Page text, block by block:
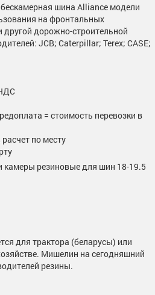
шина Alliance модели
на фронтальных
другой дорожно-строительной
JСB; Сaterpillar; Terеx; CASE;
= стоимость перевозки в
по месту
камеры резиновые для шин 18-19.5
для трактора (беларусы) или
Мишелин на сегодняшний
резины.